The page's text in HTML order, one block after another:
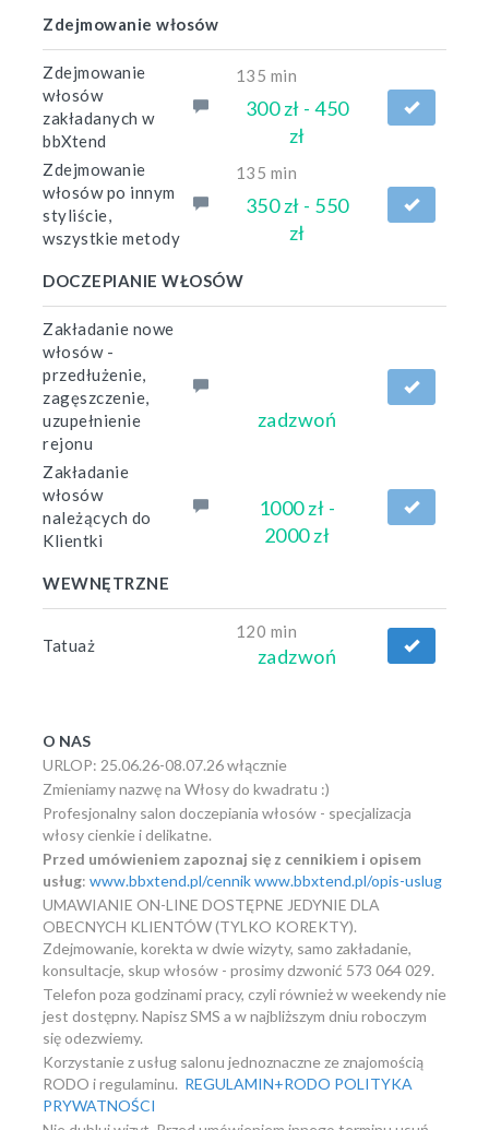
Zdejmowanie włosów
Zdejmowanie
włosów
zakładanych w
bbXtend
135 min
300 zł - 450
zł
Zdejmowanie
włosów po innym
styliście,
wszystkie metody
135 min
350 zł - 550
zł
DOCZEPIANIE WŁOSÓW
Zakładanie nowe
włosów -
przedłużenie,
zagęszczenie,
uzupełnienie
rejonu
zadzwoń
Zakładanie
włosów
należących do
Klientki
1000 zł -
2000 zł
WEWNĘTRZNE
Tatuaż
120 min
zadzwoń
O NAS
URLOP: 25.06.26-08.07.26 włącznie
Zmieniamy nazwę na Włosy do kwadratu :)
Profesjonalny salon doczepiania włosów - specjalizacja
włosy cienkie i delikatne.
Przed umówieniem zapoznaj się z cennikiem i opisem
usług: www.bbxtend.pl/cennikwww.bbxtend.pl/opis-uslug
UMAWIANIE ON-LINE DOSTĘPNE JEDYNIE DLA
OBECNYCH KLIENTÓW (TYLKO KOREKTY).
Zdejmowanie, korekta w dwie wizyty, samo zakładanie,
konsultacje, skup włosów - prosimy dzwonić 573 064 029.
Telefon poza godzinami pracy, czyli również w weekendy nie
jest dostępny. Napisz SMS a w najbliższym dniu roboczym
się odezwiemy.
Korzystanie z usług salonu jednoznaczne ze znajomością
RODO i regulaminu. REGULAMIN+RODO POLITYKA
PRYWATNOŚCI